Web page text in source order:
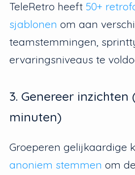
TeleRetro heeft 50+
sjablonen om aan
teamstemmingen,
ervaringsniveaus te
3. Genereer inzichten
minuten)
Groeperen gelijkaardige
anoniem stemmen om